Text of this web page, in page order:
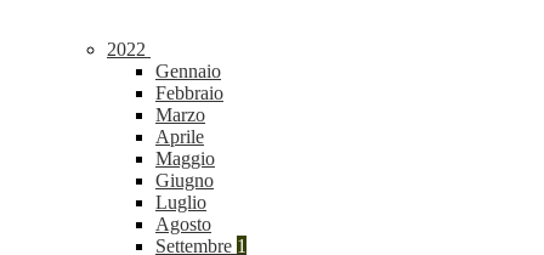
2022
Gennaio
Febbraio
Marzo
Aprile
Maggio
Giugno
Luglio
Agosto
Settembre 1